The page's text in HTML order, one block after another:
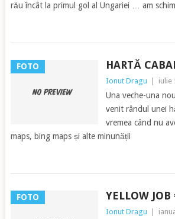
rău încât la primul gol al Ungariei … am
FOTO HARTĂ
Ionut Dragu iulie
Una veche-una
venit rândul unei
vremea când nu
maps, bing maps și alte minunății
FOTO YELLOW
Ionut Dragu